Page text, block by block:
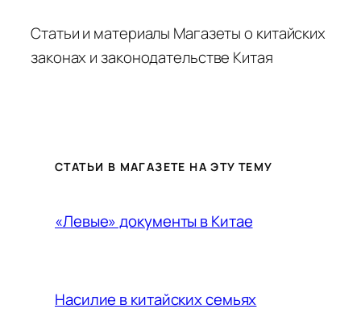
Статьи и материалы Магазеты о китайских
законах и законодательстве Китая
СТАТЬИ В МАГАЗЕТЕ НА ЭТУ ТЕМУ
«Левые» документы в Китае
Насилие в китайских семьях